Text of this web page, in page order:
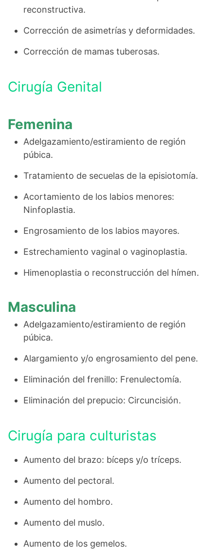
reconstructiva.
Corrección de asimetrías y deformidades.
Corrección de mamas tuberosas.
Cirugía Genital
Femenina
Adelgazamiento/estiramiento de región
púbica.
Tratamiento de secuelas de la episiotomía.
Acortamiento de los labios menores:
Ninfoplastia.
Engrosamiento de los labios mayores.
Estrechamiento vaginal o vaginoplastia.
Himenoplastia o reconstrucción del hímen.
Masculina
Adelgazamiento/estiramiento de región
púbica.
Alargamiento y/o engrosamiento del pene.
Eliminación del frenillo: Frenulectomía.
Eliminación del prepucio: Circuncisión.
Cirugía para culturistas
Aumento del brazo: bíceps y/o tríceps.
Aumento del pectoral.
Aumento del hombro.
Aumento del muslo.
Aumento de los gemelos.